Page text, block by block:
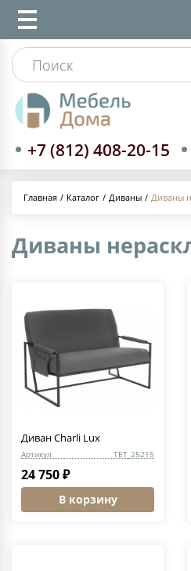
+7 (812) 408-20-15
Главная Каталог Диваны Диваны
Диваны
Диван Charli Lux
Артикул TET_25215
24 750 ₽
В корзину